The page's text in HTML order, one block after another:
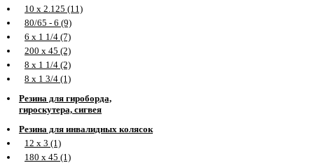
10 х 2.125 (11)
80/65 - 6 (9)
6 х 1 1/4 (7)
200 х 45 (2)
8 х 1 1/4 (2)
8 х 1 3/4 (1)
Резина для гироборда,
гироскутера, сигвея
Резина для инвалидных колясок
12 х 3 (1)
180 х 45 (1)